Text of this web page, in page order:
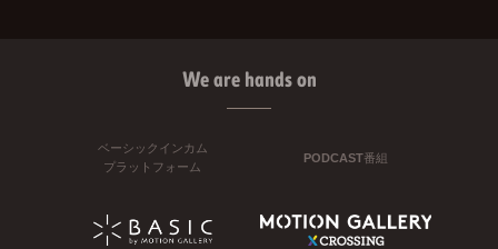
We are hands on
ベーシックインカム
プラットフォーム
PODCAST番組